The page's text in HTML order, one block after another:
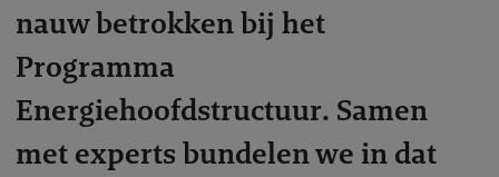
nauw betrokken bij het
Programma
Energiehoofdstructuur. Samen
met experts bundelen we in dat